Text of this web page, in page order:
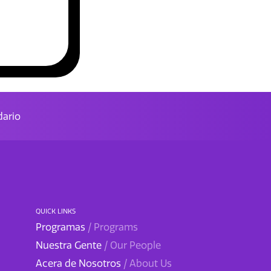
QUICK LINKS
Programas / Programs
Nuestra Gente / Our People
Acera de Nosotros / About Us